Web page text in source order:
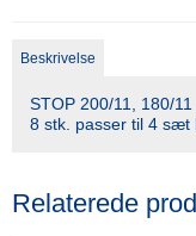
Beskrivelse
STOP 200/11, 180/11
8 stk. passer til 4 sæt
Relaterede